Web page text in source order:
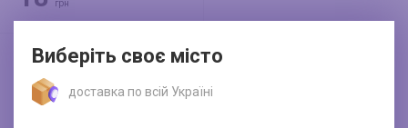
Виберіть своє місто
доставка по всій Україні
грн